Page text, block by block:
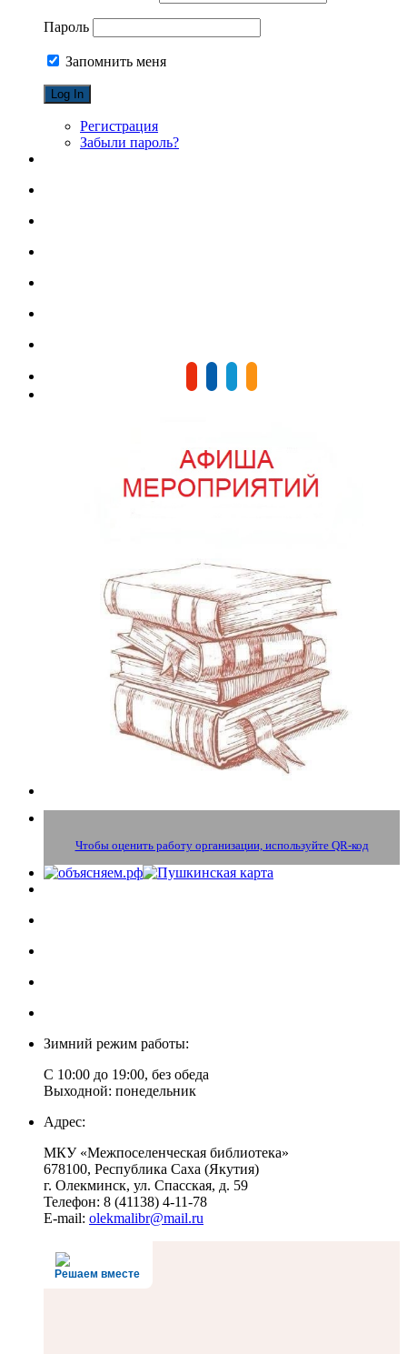
Пароль
Запомнить меня
Регистрация
Забыли пароль?
Чтобы оценить работу организации, используйте QR-код
Зимний режим работы:
С 10:00 до 19:00, без обеда
Выходной: понедельник
Адрес:
МКУ «Межпоселенческая библиотека»
678100, Республика Саха (Якутия)
г. Олекминск, ул. Спасская, д. 59
Телефон: 8 (41138) 4-11-78
E-mail: olekmalibr@mail.ru
Решаем вместе